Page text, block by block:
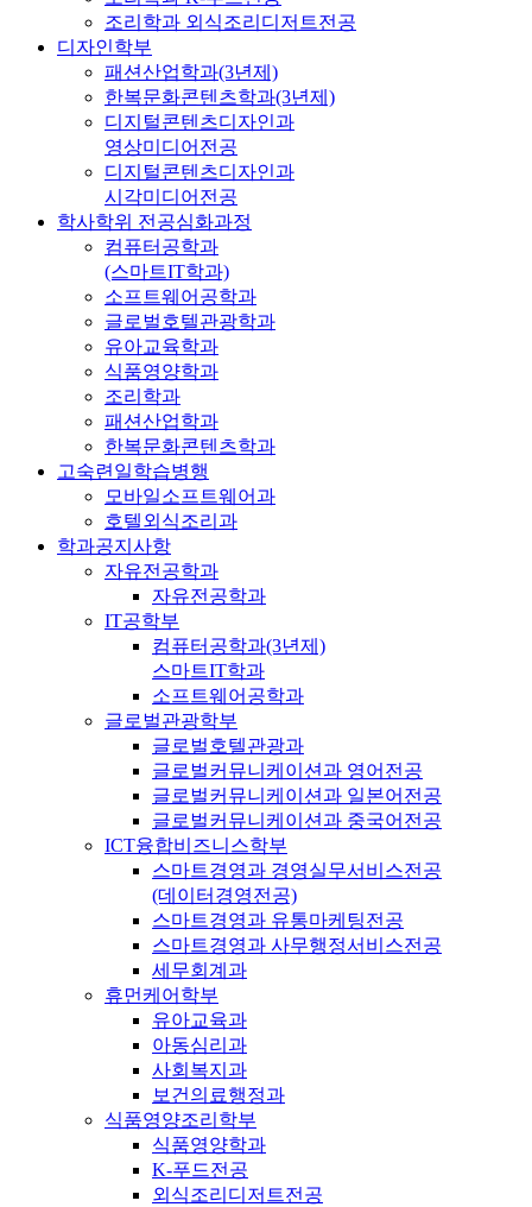
조리학과 외식조리디저트전공
디자인학부
패션산업학과(3년제)
한복문화콘텐츠학과(3년제)
디지털콘텐츠디자인과
영상미디어전공
디지털콘텐츠디자인과
시각미디어전공
학사학위 전공심화과정
컴퓨터공학과
(스마트IT학과)
소프트웨어공학과
글로벌호텔관광학과
유아교육학과
식품영양학과
조리학과
패션산업학과
한복문화콘텐츠학과
고숙련일학습병행
모바일소프트웨어과
호텔외식조리과
학과공지사항
자유전공학과
자유전공학과
IT공학부
컴퓨터공학과(3년제)
스마트IT학과
소프트웨어공학과
글로벌관광학부
글로벌호텔관광과
글로벌커뮤니케이션과 영어전공
글로벌커뮤니케이션과 일본어전공
글로벌커뮤니케이션과 중국어전공
ICT융합비즈니스학부
스마트경영과 경영실무서비스전공
(데이터경영전공)
스마트경영과 유통마케팅전공
스마트경영과 사무행정서비스전공
세무회계과
휴먼케어학부
유아교육과
아동심리과
사회복지과
보건의료행정과
식품영양조리학부
식품영양학과
K-푸드전공
외식조리디저트전공